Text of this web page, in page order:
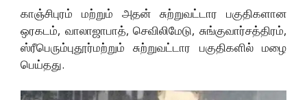
காஞ்சிபுரம் மற்றும் அதன் சுற்றுவட்டார பகுதிகளான
ஒரகடம், வாலாஜாபாத், செவிலிமேடு, சுங்குவார்சத்திரம்,
ஸ்ரீபெரும்புதூர்மற்றும் சுற்றுவட்டார பகுதிகளில் மழை
பெய்தது.